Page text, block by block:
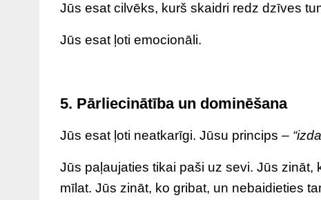
Jūs esat cilvēks, kurš skaidri redz dzīves
Jūs esat ļoti emocionāli.
5. Pārliecinātība un dominēšana
Jūs esat ļoti neatkarīgi. Jūsu princips –
Jūs paļaujaties tikai paši uz sevi. Jūs
mīlat. Jūs zināt, ko gribat, un nebaidieties